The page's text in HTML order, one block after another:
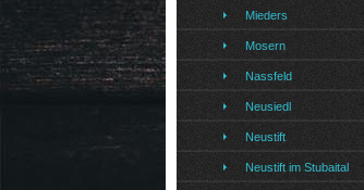
Mieders
Mosern
Nassfeld
Neusiedl
Neustift
Neustift im Stubaital